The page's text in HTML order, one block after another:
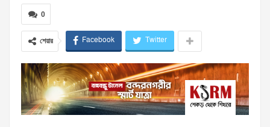
0
শেয়ার Facebook Twitter